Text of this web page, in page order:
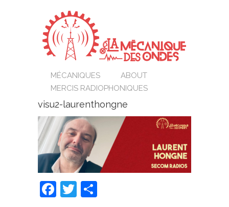
MÉCANIQUES
ABOUT
MERCIS RADIOPHONIQUES
visu2-laurenthongne
Facebook
Twitter